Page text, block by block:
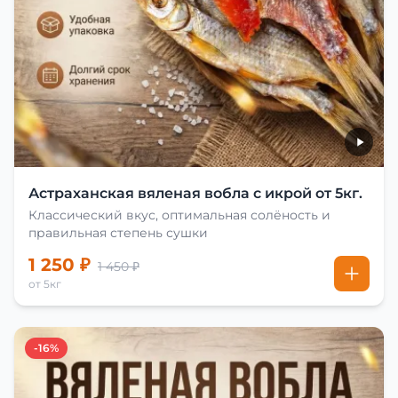
Астраханская вяленая вобла с икрой от 5кг.
Классический вкус, оптимальная солёность и
правильная степень сушки
1 250 ₽ 1 450 ₽
от 5кг
-16%